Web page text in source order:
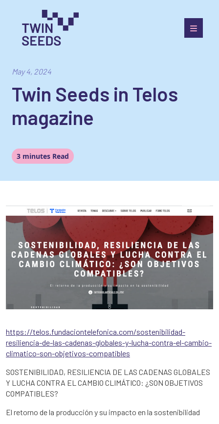
May 4, 2024
Twin Seeds in Telos
magazine
3 minutes Read
https://telos.fundaciontelefonica.com/sostenibilidad-
resiliencia-de-las-cadenas-globales-y-lucha-contra-el-cambio-
climatico-son-objetivos-compatibles
SOSTENIBILIDAD, RESILIENCIA DE LAS CADENAS GLOBALES
Y LUCHA CONTRA EL CAMBIO CLIMÁTICO: ¿SON OBJETIVOS
COMPATIBLES?
El retorno de la producción y su impacto en la sostenibilidad